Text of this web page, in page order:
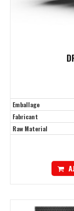
Emballage
Fabricant
Raw Material